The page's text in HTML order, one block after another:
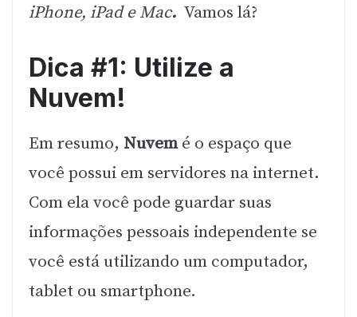
iPhone, iPad e Mac. Vamos lá?
Dica #1: Utilize a
Nuvem!
Em resumo, Nuvemé o espaço que
você possui em servidores na internet.
Com ela você pode guardar suas
informações pessoais independente se
você está utilizando um computador,
tablet ou smartphone.